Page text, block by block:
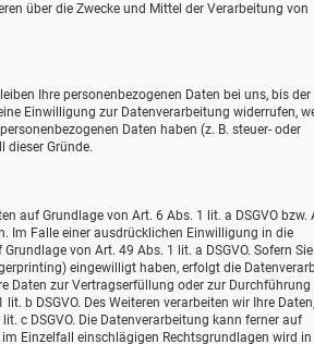
über die Zwecke und Mittel der Verarbeitung von
Ihre personenbezogenen Daten bei uns, bis der
Einwilligung zur Datenverarbeitung widerrufen,
Daten haben (z. B. steuer- oder
Gründe.
auf Grundlage von Art. 6 Abs. 1 lit. a DSGVO bzw.
Im Falle einer ausdrücklichen Einwilligung in die
von Art. 49 Abs. 1 lit. a DSGVO. Sofern
eingewilligt haben, erfolgt die
Daten zur Vertragserfüllung oder zur Durchführung
b DSGVO. Des Weiteren verarbeiten wir Ihre
c DSGVO. Die Datenverarbeitung kann ferner auf
Einzelfall einschlägigen Rechtsgrundlagen wird in